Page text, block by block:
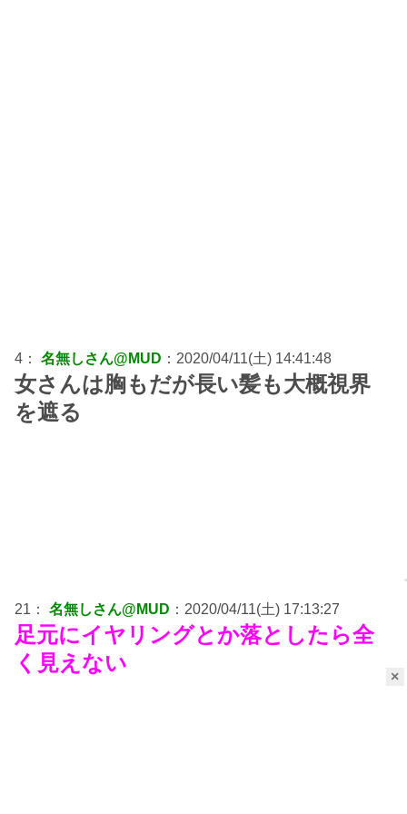
×
4： 名無しさん@MUD ：2020/04/11(土) 14:41:48
女さんは胸もだが長い髪も大概視界
を遮る
21： 名無しさん@MUD ：2020/04/11(土) 17:13:27
足元にイヤリングとか落としたら全
く見えない